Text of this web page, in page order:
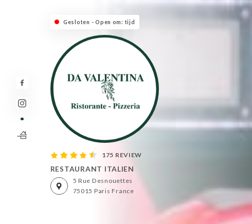
Gesloten - Open om: tijd
175 REVIEW
RESTAURANT ITALIEN
5 Rue Desnouettes
75015 Paris France